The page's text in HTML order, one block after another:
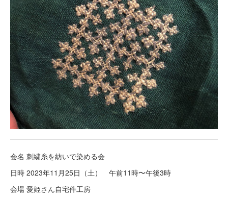
会名 刺繍糸を紡いで染める会
日時 2023年11月25日（土） 午前11時〜午後3時
会場 愛姫さん自宅件工房